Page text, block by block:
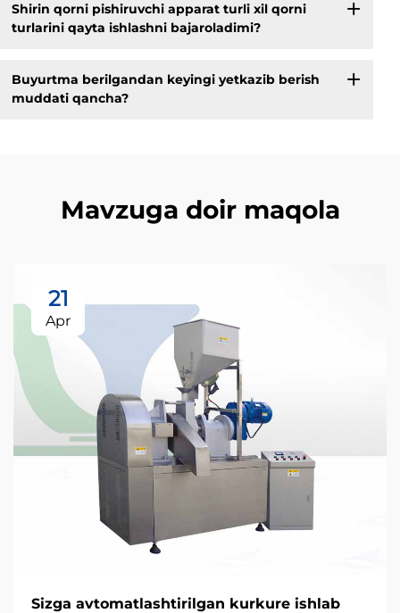
Shirin qorni pishiruvchi apparat turli xil qorni
turlarini qayta ishlashni bajaroladimi?
Buyurtma berilgandan keyingi yetkazib berish
muddati qancha?
Mavzuga doir maqola
21
Apr
Sizga avtomatlashtirilgan kurkure ishlab